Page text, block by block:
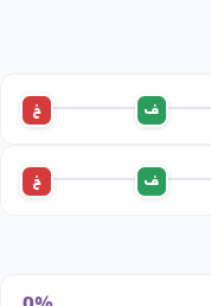
ف خ
ف خ